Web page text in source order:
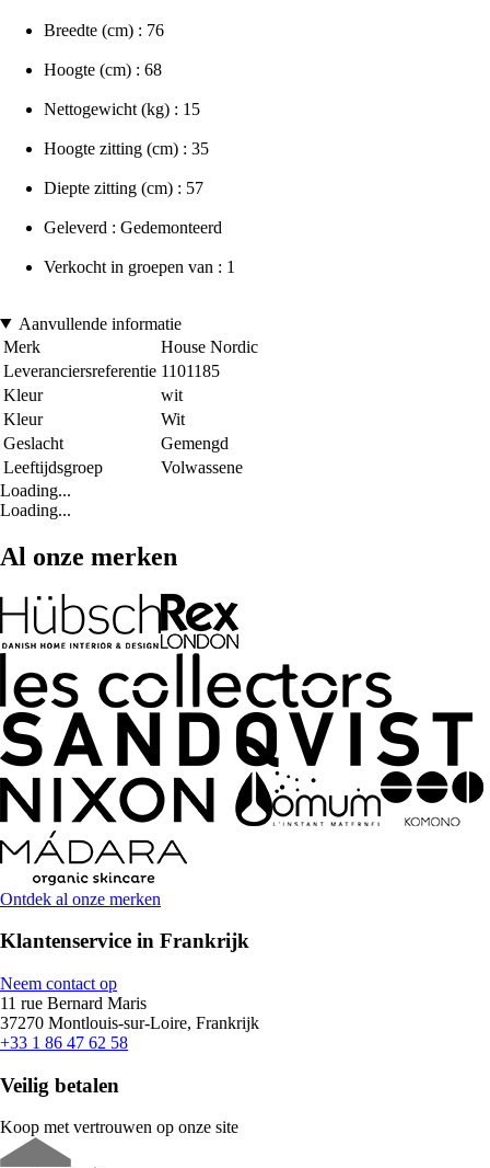
Breedte (cm) : 76
Hoogte (cm) : 68
Nettogewicht (kg) : 15
Hoogte zitting (cm) : 35
Diepte zitting (cm) : 57
Geleverd : Gedemonteerd
Verkocht in groepen van : 1
Aanvullende informatie
Merk
House Nordic
Leveranciersreferentie 1101185
Kleur
wit
Kleur
Wit
Geslacht
Gemengd
Leeftijdsgroep
Volwassene
Loading...
Loading...
Al onze merken
Ontdek al onze merken
Klantenservice in Frankrijk
Neem contact op
11 rue Bernard Maris
37270 Montlouis-sur-Loire, Frankrijk
+33 1 86 47 62 58
Veilig betalen
Koop met vertrouwen op onze site